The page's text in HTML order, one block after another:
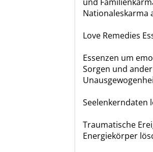
Nationaleskarma
Love Remedies
Essenzen um
Sorgen und
Seelenkerndaten
Traumatische
Energiekörper